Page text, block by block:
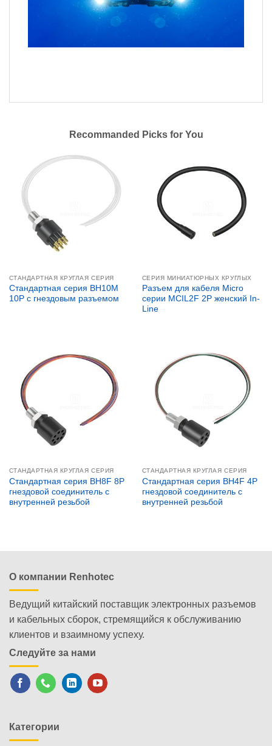
Recommanded Picks for You
СТАНДАРТНАЯ КРУГЛАЯ СЕРИЯ
Стандартная серия BH10M
10P с гнездовым разъемом
СЕРИЯ МИНИАТЮРНЫХ КРУГЛЫХ
Разъем для кабеля Micro
серии MCIL2F 2P женский In-
Line
СТАНДАРТНАЯ КРУГЛАЯ СЕРИЯ
Стандартная серия BH8F 8P
гнездовой соединитель с
внутренней резьбой
СТАНДАРТНАЯ КРУГЛАЯ СЕРИЯ
Стандартная серия BH4F 4P
гнездовой соединитель с
внутренней резьбой
О компании Renhotec
Ведущий китайский поставщик электронных разъемов
и кабельных сборок, стремящийся к обслуживанию
клиентов и взаимному успеху.
Следуйте за нами
Категории